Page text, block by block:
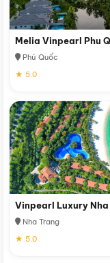
Melia Vinpearl Phu
Phú Quốc
★ 5.0
Vinpearl Luxury Nha
Nha Trang
★ 5.0